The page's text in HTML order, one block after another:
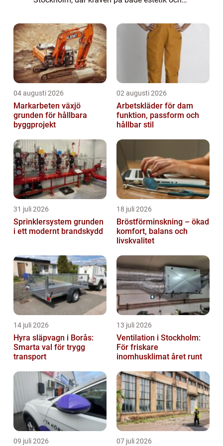
04 augusti 2026
Markarbeten växjö
grunden för hållbara
byggprojekt
02 augusti 2026
Arbetskläder för dam
funktion, passform och
hållbar stil
31 juli 2026
Sprinklersystem grunden
i ett modernt brandskydd
18 juli 2026
Bröstförminskning – ökad
komfort, balans och
livskvalitet
14 juli 2026
Hyra släpvagn i Borås:
Smarta val för trygg
transport
13 juli 2026
Ventilation i Stockholm:
För friskare
inomhusklimat året runt
09 juli 2026 07 juli 2026